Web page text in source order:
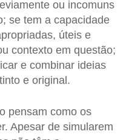
ou incomuns
se tem a capacidade
úteis e
contexto em questão;
e combinar ideias
e original.
pensam como os
Apesar de simularem